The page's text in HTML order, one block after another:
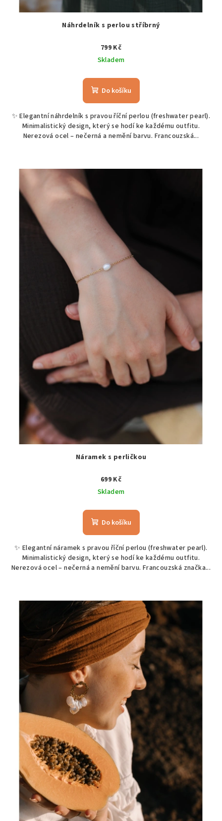
Náhrdelník s perlou stříbrný
799 Kč
Skladem
Do košíku
✨ Elegantní náhrdelník s pravou říční perlou (freshwater pearl).
Minimalistický design, který se hodí ke každému outfitu.
Nerezová ocel – nečerná a nemění barvu. Francouzská...
Náramek s perličkou
699 Kč
Skladem
Do košíku
✨ Elegantní náramek s pravou říční perlou (freshwater pearl).
Minimalistický design, který se hodí ke každému outfitu.
Nerezová ocel – nečerná a nemění barvu. Francouzská značka...